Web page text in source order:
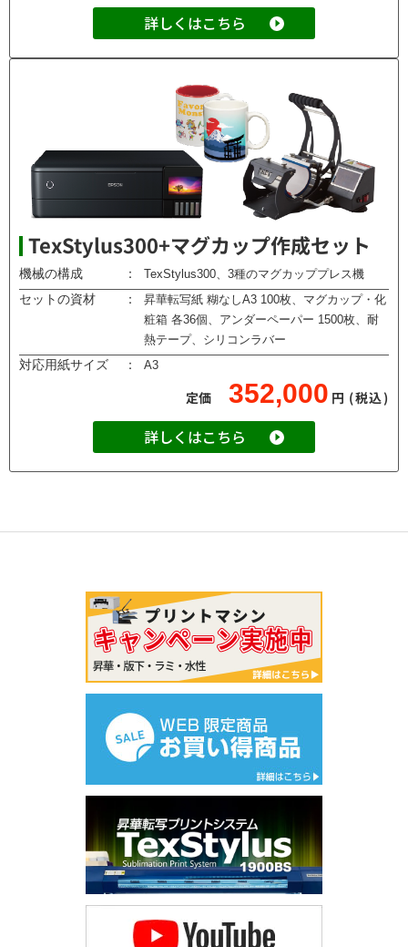
詳しくはこちら
TexStylus300+マグカップ作成セット
機械の構成 ： TexStylus300、3種のマグカッププレス機
セットの資材 ：
昇華転写紙 糊なしA3 100枚、マグカップ・化
粧箱 各36個、アンダーペーパー 1500枚、耐
熱テープ、シリコンラバー
対応用紙サイズ ： A3
定価 352,000 円 (税込)
詳しくはこちら